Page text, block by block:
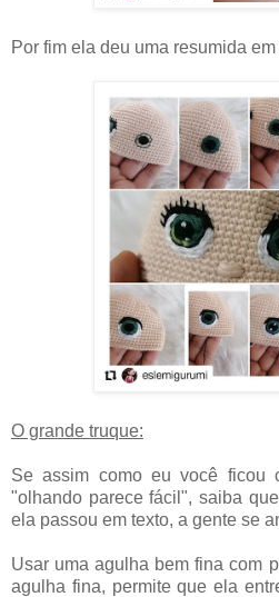
Por fim ela deu uma resumida
O grande truque:
Se assim como eu você ficou
"olhando parece fácil", saiba
ela passou em texto, a gente se
Usar uma agulha bem fina com
agulha fina, permite que ela